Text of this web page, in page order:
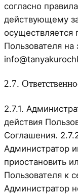
согласно
действующему
Пользователя
2.7.
2.7.1.
действия
Соглашения.
Администратор
приостановить
Пользователя к
Администратор